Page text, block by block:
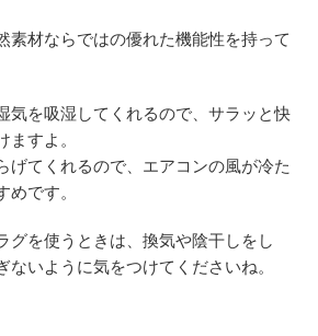
素材ならではの優れた機能性を持って
気を吸湿してくれるので、サラッと快
ますよ。
げてくれるので、エアコンの風が冷た
めです。
グを使うときは、換気や陰干しをし
ないように気をつけてくださいね。